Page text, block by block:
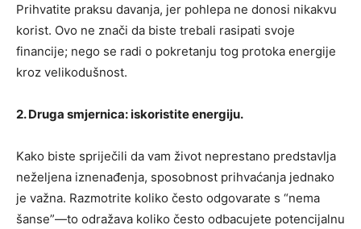
Prihvatite praksu davanja, jer pohlepa ne donosi nikakvu
korist. Ovo ne znači da biste trebali rasipati svoje
financije; nego se radi o pokretanju tog protoka energije
kroz velikodušnost.
2. Druga smjernica: iskoristite energiju.
Kako biste spriječili da vam život neprestano predstavlja
neželjena iznenađenja, sposobnost prihvaćanja jednako
je važna. Razmotrite koliko često odgovarate s “nema
šanse”—to odražava koliko često odbacujete potencijalnu